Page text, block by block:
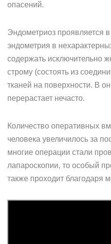
опасений.
Эндометриоз проявляется
эндометрия в
содержать исключительно
строму (состоять из
тканей на поверхности. В
перерастает нечасто.
Количество оперативных
человека увеличилось за
многие операции стали
лапароскопии, то особый
также проходит благодаря